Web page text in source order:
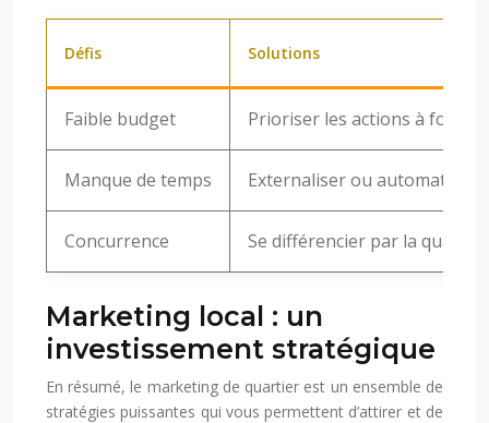
Défis Solutions
Faible budget Prioriser les actions à fort
Manque de temps Externaliser ou automatiser
Concurrence Se différencier par la qualité
Marketing local : un
investissement stratégique
En résumé, le marketing de quartier est un ensemble de
stratégies puissantes qui vous permettent d’attirer et de